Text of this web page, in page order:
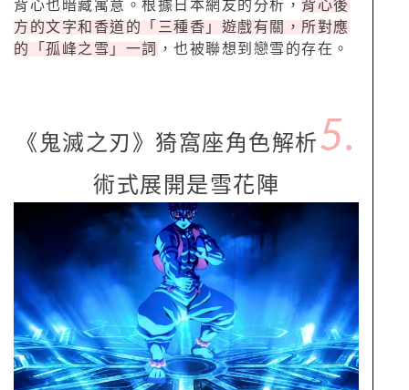
背心也暗藏寓意。根據日本網友的分析， 背心後
方的文字和香道的「三種香」遊戲有關，所對應
的「孤峰之雪」一詞
，也被聯想到戀雪的存在。
《鬼滅之刃》猗窩座角色解析 5.
術式展開是雪花陣